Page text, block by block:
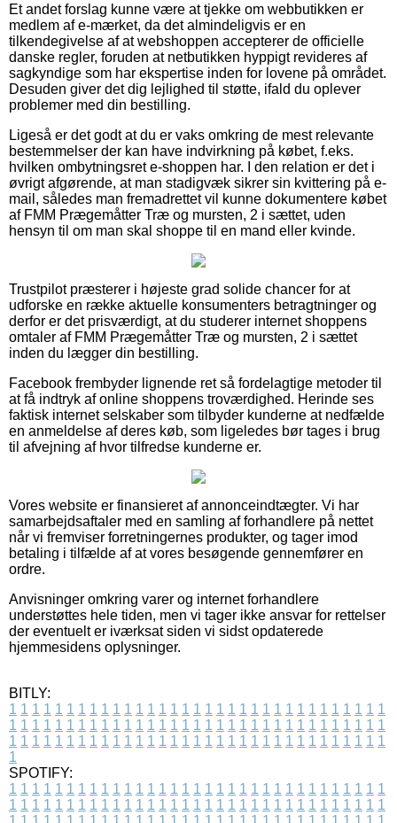
Et andet forslag kunne være at tjekke om webbutikken er
medlem af e-mærket, da det almindeligvis er en
tilkendegivelse af at webshoppen accepterer de officielle
danske regler, foruden at netbutikken hyppigt revideres af
sagkyndige som har ekspertise inden for lovene på området.
Desuden giver det dig lejlighed til støtte, ifald du oplever
problemer med din bestilling.
Ligeså er det godt at du er vaks omkring de mest relevante
bestemmelser der kan have indvirkning på købet, f.eks.
hvilken ombytningsret e-shoppen har. I den relation er det i
øvrigt afgørende, at man stadigvæk sikrer sin kvittering på e-
mail, således man fremadrettet vil kunne dokumentere købet
af FMM Prægemåtter Træ og mursten, 2 i sættet, uden
hensyn til om man skal shoppe til en mand eller kvinde.
Trustpilot præsterer i højeste grad solide chancer for at
udforske en række aktuelle konsumenters betragtninger og
derfor er det prisværdigt, at du studerer internet shoppens
omtaler af FMM Prægemåtter Træ og mursten, 2 i sættet
inden du lægger din bestilling.
Facebook frembyder lignende ret så fordelagtige metoder til
at få indtryk af online shoppens troværdighed. Herinde ses
faktisk internet selskaber som tilbyder kunderne at nedfælde
en anmeldelse af deres køb, som ligeledes bør tages i brug
til afvejning af hvor tilfredse kunderne er.
Vores website er finansieret af annonceindtægter. Vi har
samarbejdsaftaler med en samling af forhandlere på nettet
når vi fremviser forretningernes produkter, og tager imod
betaling i tilfælde af at vores besøgende gennemfører en
ordre.
Anvisninger omkring varer og internet forhandlere
understøttes hele tiden, men vi tager ikke ansvar for rettelser
der eventuelt er iværksat siden vi sidst opdaterede
hjemmesidens oplysninger.
BITLY:
1 1 1 1 1 1 1 1 1 1 1 1 1 1 1 1 1 1 1 1 1 1 1 1 1 1 1 1 1 1 1 1 1
1 1 1 1 1 1 1 1 1 1 1 1 1 1 1 1 1 1 1 1 1 1 1 1 1 1 1 1 1 1 1 1 1
1 1 1 1 1 1 1 1 1 1 1 1 1 1 1 1 1 1 1 1 1 1 1 1 1 1 1 1 1 1 1 1 1
1
SPOTIFY:
1 1 1 1 1 1 1 1 1 1 1 1 1 1 1 1 1 1 1 1 1 1 1 1 1 1 1 1 1 1 1 1 1
1 1 1 1 1 1 1 1 1 1 1 1 1 1 1 1 1 1 1 1 1 1 1 1 1 1 1 1 1 1 1 1 1